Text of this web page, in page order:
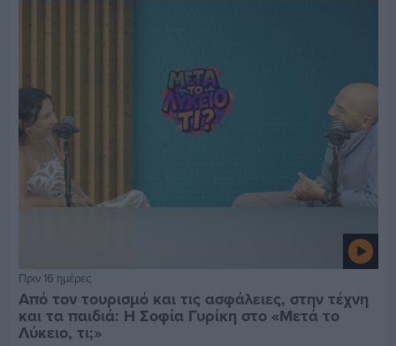
Πριν 16 ημέρες
Από τον τουρισμό και τις ασφάλειες, στην τέχνη
και τα παιδιά: Η Σοφία Γυρίκη στο «Μετά το
Λύκειο, τι;»